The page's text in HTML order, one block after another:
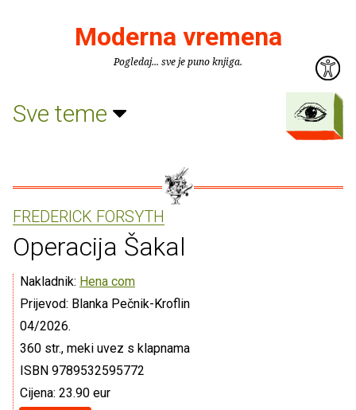
Moderna vremena
Pogledaj... sve je puno knjiga.
Sve teme
FREDERICK FORSYTH
Operacija Šakal
Nakladnik: Hena com
Prijevod: Blanka Pečnik-Kroflin
04/2026.
360 str., meki uvez s klapnama
ISBN 9789532595772
Cijena: 23.90 eur